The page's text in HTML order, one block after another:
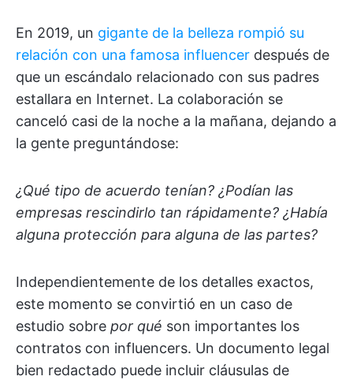
En 2019, un gigante de la belleza rompió su
relación con una famosa influencer después de
que un escándalo relacionado con sus padres
estallara en Internet. La colaboración se
canceló casi de la noche a la mañana, dejando a
la gente preguntándose:
¿Qué tipo de acuerdo tenían? ¿Podían las
empresas rescindirlo tan rápidamente? ¿Había
alguna protección para alguna de las partes?
Independientemente de los detalles exactos,
este momento se convirtió en un caso de
estudio sobre por qué son importantes los
contratos con influencers. Un documento legal
bien redactado puede incluir cláusulas de